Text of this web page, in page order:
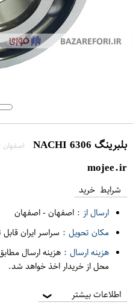
بلبرینگ 6306 NACHI اصفهان
mojee.ir
شرایط خرید
ارسال از : اصفهان-اصفهان
مکان تحویل : سراسر ایران
هزینه ارسال : هزینه ارسال
محل از خریدار اخذ خواهد شد.
اطلاعات بیشتر ❯